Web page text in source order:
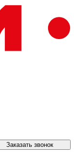
Заказать звонок